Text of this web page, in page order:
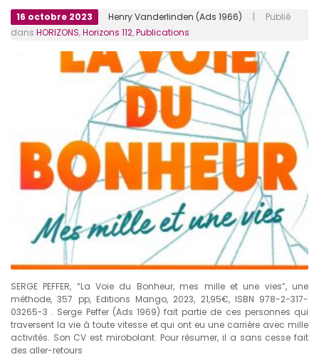
16 octobre 2023 Henry Vanderlinden (Ads 1966) | Publié
dans HORIZONS,Horizons 112,Publications
SERGE PEFFER, “La Voie du Bonheur, mes mille et une vies”, une
méthode, 357 pp, Editions Mango, 2023, 21,95€, ISBN 978-2-317-
03265-3 . Serge Peffer (Ads 1969) fait partie de ces personnes qui
traversent la vie à toute vitesse et qui ont eu une carrière avec mille
activités. Son CV est mirobolant. Pour résumer, il a sans cesse fait
des aller-retours